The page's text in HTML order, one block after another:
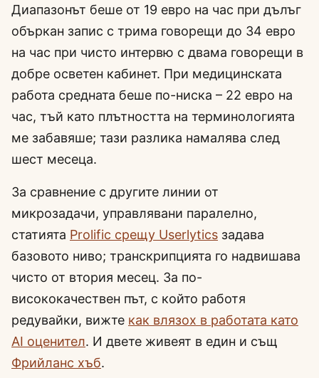
Диапазонът беше от 19 евро на час при дълъг
объркан запис с трима говорещи до 34 евро
на час при чисто интервю с двама говорещи в
добре осветен кабинет. При медицинската
работа средната беше по-ниска – 22 евро на
час, тъй като плътността на терминологията
ме забавяше; тази разлика намалява след
шест месеца.
За сравнение с другите линии от
микрозадачи, управлявани паралелно,
статията Prolific срещу Userlytics задава
базовото ниво; транскрипцията го надвишава
чисто от втория месец. За по-
висококачествен път, с който работя
редувайки, вижте как влязох в работата като
AI оценител. И двете живеят в един и същ
Фрийланс хъб.